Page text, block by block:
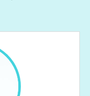
och visualisera
för att underlätta
Wårdell